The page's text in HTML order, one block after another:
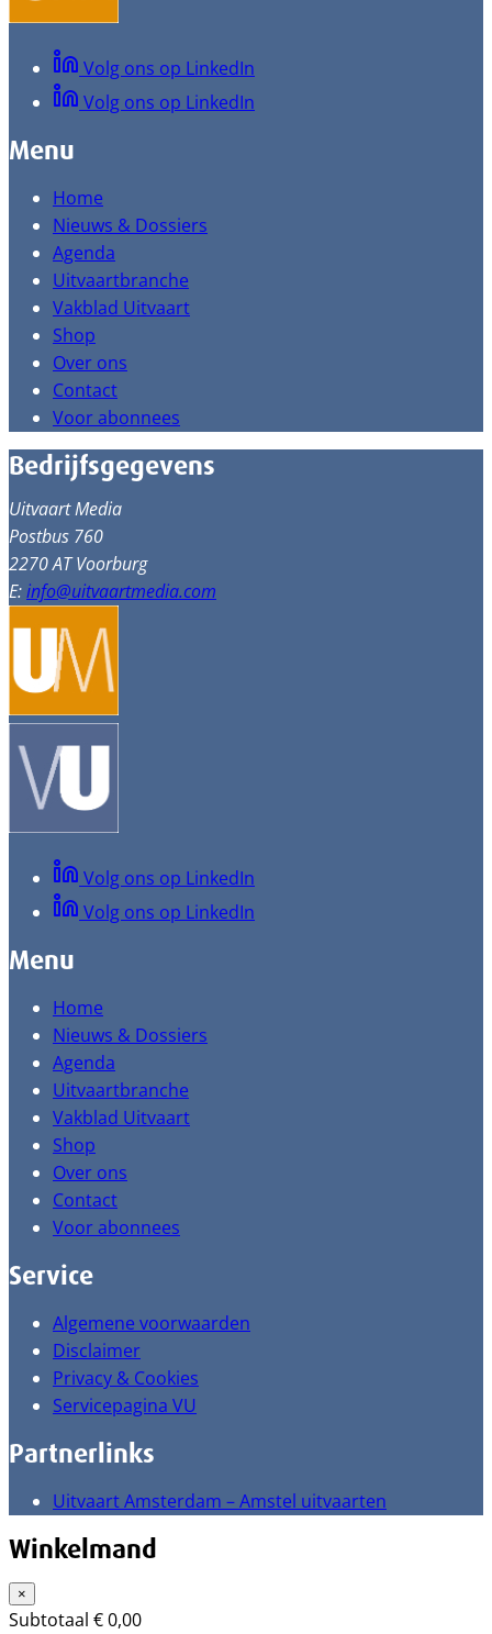
Volg ons op LinkedIn
Volg ons op LinkedIn
Menu
Home
Nieuws & Dossiers
Agenda
Uitvaartbranche
Vakblad Uitvaart
Shop
Over ons
Contact
Voor abonnees
Bedrijfsgegevens
Uitvaart Media
Postbus 760
2270 AT Voorburg
E:info@uitvaartmedia.com
Volg ons op LinkedIn
Volg ons op LinkedIn
Menu
Home
Nieuws & Dossiers
Agenda
Uitvaartbranche
Vakblad Uitvaart
Shop
Over ons
Contact
Voor abonnees
Service
Algemene voorwaarden
Disclaimer
Privacy & Cookies
Servicepagina VU
Partnerlinks
Uitvaart Amsterdam – Amstel uitvaarten
Winkelmand
×
Subtotaal €0,00